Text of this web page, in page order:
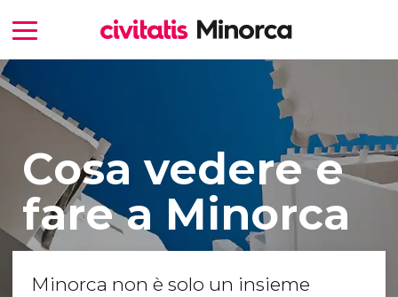
Cosa vedere e
fare a Minorca
Minorca non è solo un insieme